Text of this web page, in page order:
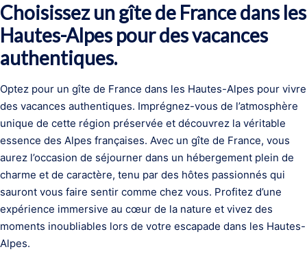
Choisissez un gîte de France dans les
Hautes-Alpes pour des vacances
authentiques.
Optez pour un gîte de France dans les Hautes-Alpes pour vivre
des vacances authentiques. Imprégnez-vous de l’atmosphère
unique de cette région préservée et découvrez la véritable
essence des Alpes françaises. Avec un gîte de France, vous
aurez l’occasion de séjourner dans un hébergement plein de
charme et de caractère, tenu par des hôtes passionnés qui
sauront vous faire sentir comme chez vous. Profitez d’une
expérience immersive au cœur de la nature et vivez des
moments inoubliables lors de votre escapade dans les Hautes-
Alpes.